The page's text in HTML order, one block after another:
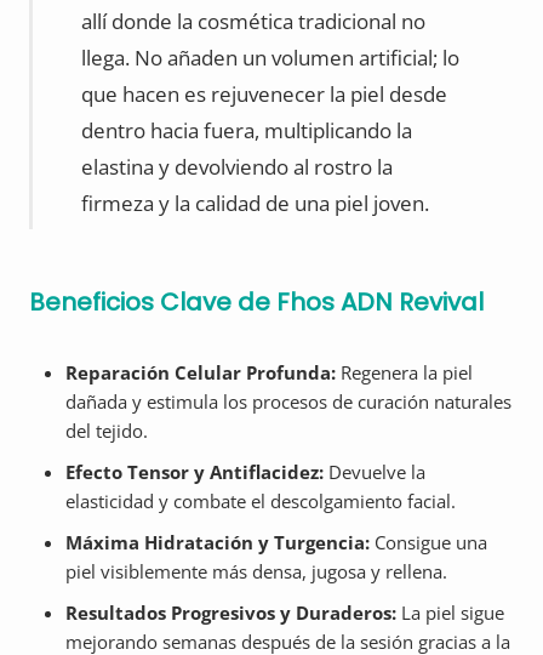
allí donde la cosmética tradicional no
llega. No añaden un volumen artificial; lo
que hacen es rejuvenecer la piel desde
dentro hacia fuera, multiplicando la
elastina y devolviendo al rostro la
firmeza y la calidad de una piel joven.
Beneficios Clave de Fhos ADN Revival
Reparación Celular Profunda: Regenera la piel
dañada y estimula los procesos de curación naturales
del tejido.
Efecto Tensor y Antiflacidez: Devuelve la
elasticidad y combate el descolgamiento facial.
Máxima Hidratación y Turgencia: Consigue una
piel visiblemente más densa, jugosa y rellena.
Resultados Progresivos y Duraderos: La piel sigue
mejorando semanas después de la sesión gracias a la